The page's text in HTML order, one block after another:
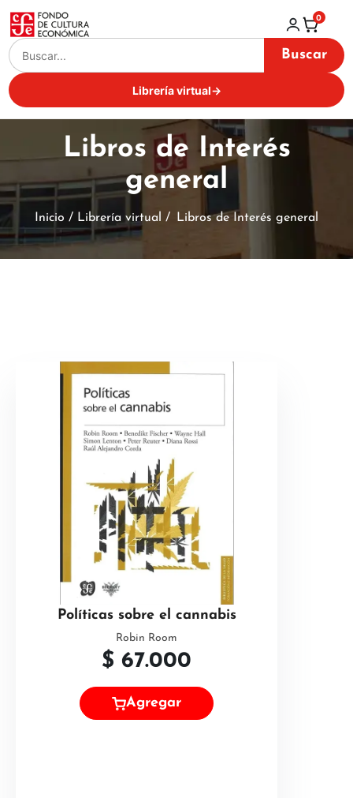
Buscar
Librería virtual→
0
Libros de Interés
general
Inicio / Librería virtual / Libros de Interés general
Políticas sobre el cannabis
Robin Room
$ 67.000
Agregar